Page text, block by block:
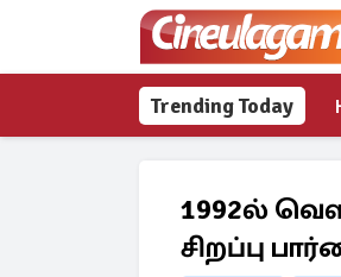
Trending Today
1992ல்
சிறப்பு